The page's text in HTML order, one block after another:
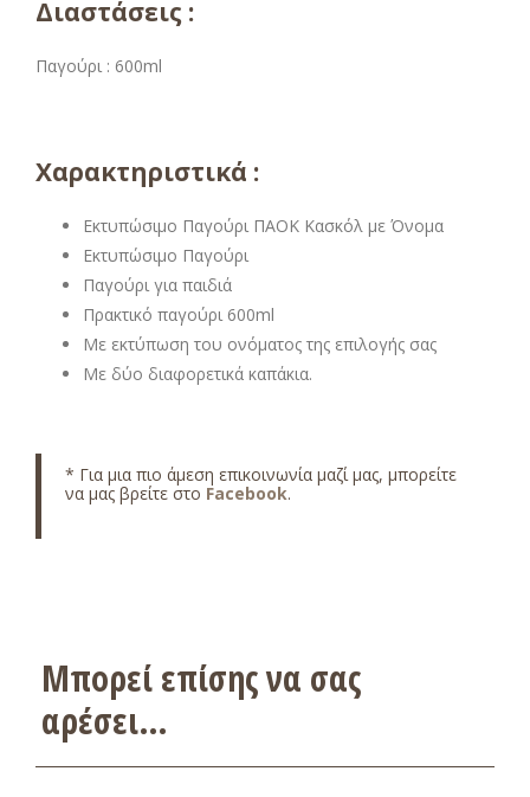
Διαστάσεις :
Παγούρι : 600ml
Χαρακτηριστικά :
Εκτυπώσιμο Παγούρι ΠΑΟΚ Κασκόλ με Όνομα
Εκτυπώσιμο Παγούρι
Παγούρι για παιδιά
Πρακτικό παγούρι 600ml
Με εκτύπωση του ονόματος της επιλογής σας
Με δύο διαφορετικά καπάκια.
* Για μια πιο άμεση επικοινωνία μαζί μας, μπορείτε
να μας βρείτε στο Facebook.
Μπορεί επίσης να σας
αρέσει…